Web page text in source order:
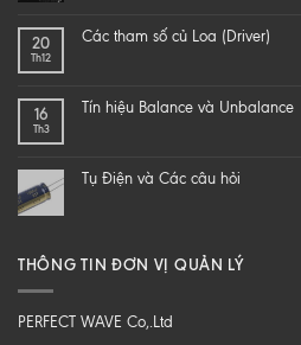
speaker
loa
Z
ĐỂ
CHẤT
20
Th12
Các tham số củ Loa (Driver)
16
Th3
Tín hiệu Balance và Unbalance
Tụ Điện và Các câu hỏi
THÔNG TIN ĐƠN VỊ QUẢN LÝ
PERFECT WAVE Co,.Ltd